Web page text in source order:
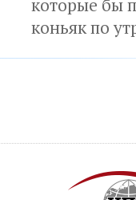
которые бы
коньяк по